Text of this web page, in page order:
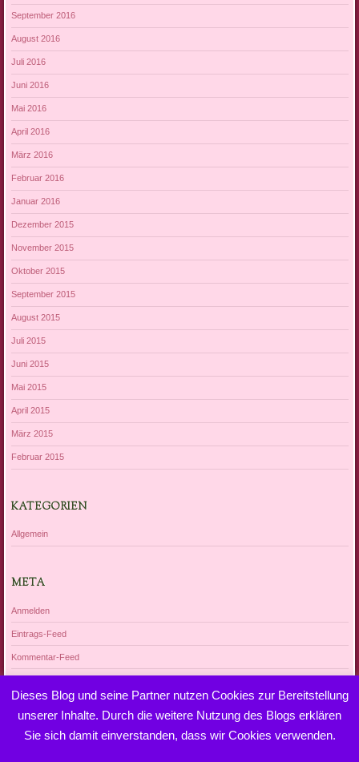
September 2016
August 2016
Juli 2016
Juni 2016
Mai 2016
April 2016
März 2016
Februar 2016
Januar 2016
Dezember 2015
November 2015
Oktober 2015
September 2015
August 2015
Juli 2015
Juni 2015
Mai 2015
April 2015
März 2015
Februar 2015
KATEGORIEN
Allgemein
META
Anmelden
Eintrags-Feed
Kommentar-Feed
Dieses Blog und seine Partner nutzen Cookies zur Bereitstellung
unserer Inhalte. Durch die weitere Nutzung des Blogs erklären
Sie sich damit einverstanden, dass wir Cookies verwenden.